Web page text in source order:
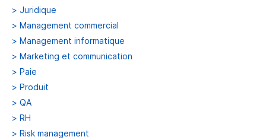
> Juridique
> Management commercial
> Management informatique
> Marketing et communication
> Paie
> Produit
> QA
> RH
> Risk management